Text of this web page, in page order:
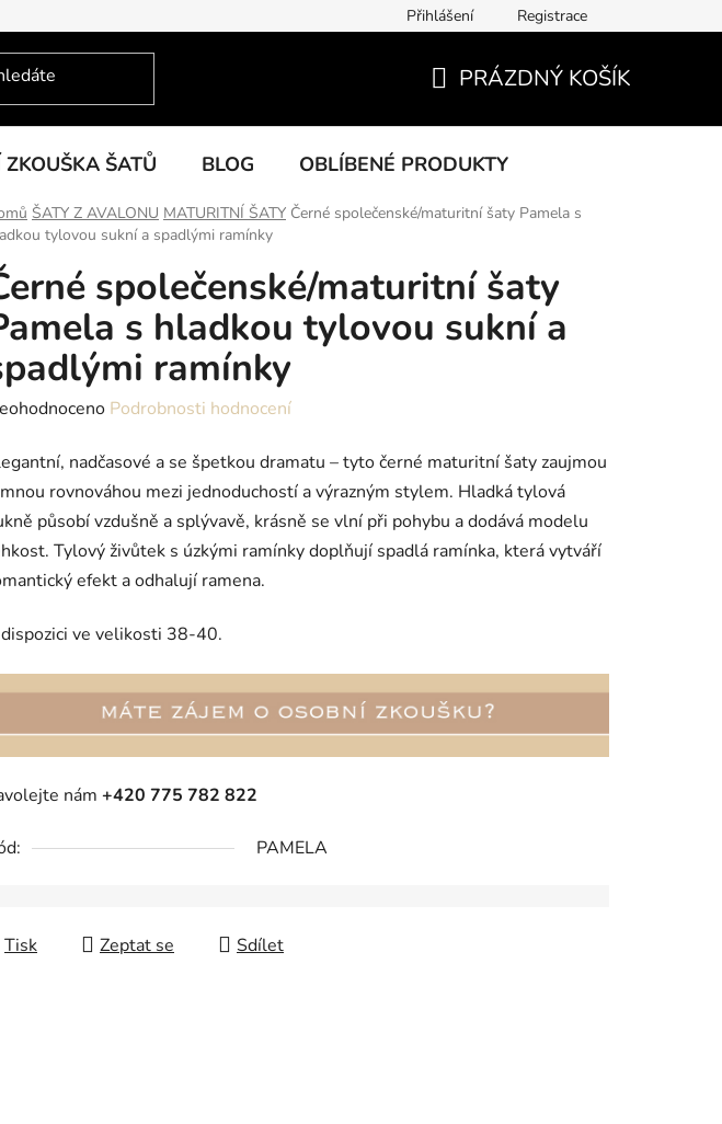
KOLEKCE Přihlášení Registrace
KOŠÍK
PRÁZDNÝ KOŠÍK
ŠATŮ BLOG OBLÍBENÉ PRODUKTY
ŠATY Z AVALONU MATURITNÍ ŠATY Černé společenské/maturitní šaty Pamela s
tylovou sukní a spadlými ramínky
společenské/maturitní šaty
s hladkou tylovou sukní a
ramínky
Podrobnosti hodnocení
nadčasové a se špetkou dramatu – tyto černé maturitní šaty zaujmou
rovnováhou mezi jednoduchostí a výrazným stylem. Hladká tylová
působí vzdušně a splývavě, krásně se vlní při pohybu a dodává modelu
Tylový živůtek s úzkými ramínky doplňují spadlá ramínka, která vytváří
efekt a odhalují ramena.
ve velikosti 38-40.
nám +420 775 782 822
PAMELA
Tisk Zeptat se Sdílet